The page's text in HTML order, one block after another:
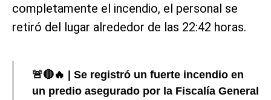
completamente el incendio, el personal se
retiró del lugar alrededor de las 22:42 horas.
🚨🔴🔥 | Se registró un fuerte incendio en
un predio asegurado por la Fiscalía General